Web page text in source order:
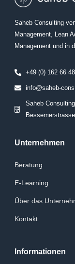
Saheb Consulting
Management, Lean
Management und in
+49 (0) 162 66
info@saheb-
Saheb
Unternehmen
Beratung
E-Learning
Über das
Kontakt
Informationen